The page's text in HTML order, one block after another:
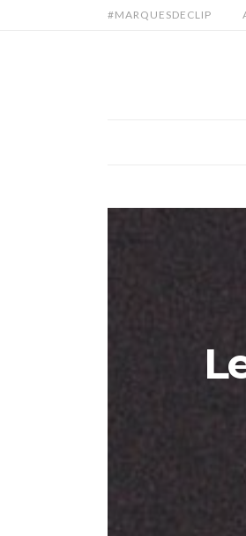
#MARQUESDECLIP